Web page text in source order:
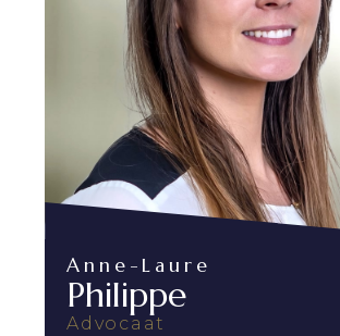
Anne-Laure
Philippe
Advocaat